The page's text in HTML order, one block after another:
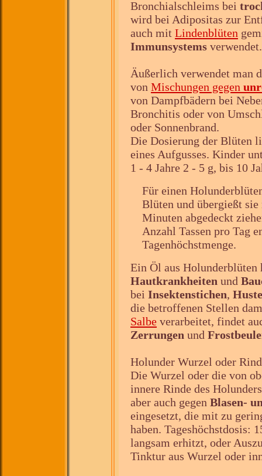
Bronchialschleims bei
wird bei Adipositas zur
auch mit Lindenblüten
Immunsystems verwendet.
Äußerlich verwendet man
von Mischungen gegen
von Dampfbädern bei
Bronchitis oder von
oder Sonnenbrand.
Die Dosierung der Blüten
eines Aufgusses. Kinder
1 - 4 Jahre 2 - 5 g, bis 10
Für einen
Blüten und übergießt
Minuten abgedeckt
Anzahl Tassen pro Tag
Tagenhöchstmenge.
Ein Öl aus Holunderblüten
Hautkrankheiten und
bei Insektenstichen,
die betroffenen Stellen
Salbe verarbeitet, findet
Zerrungen und
Holunder Wurzel oder
Die Wurzel oder die von
innere Rinde des
aber auch gegen Blasen-
eingesetzt, die mit zu
haben. Tageshöchstdosis:
langsam erhitzt, oder
Tinktur aus Wurzel oder